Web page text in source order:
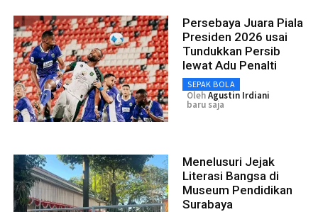
Persebaya Juara Piala
Presiden 2026 usai
Tundukkan Persib
lewat Adu Penalti
SEPAK BOLA
OlehAgustin Irdiani
baru saja
Menelusuri Jejak
Literasi Bangsa di
Museum Pendidikan
Surabaya